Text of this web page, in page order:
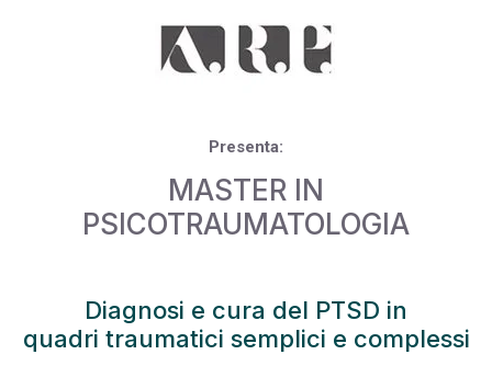
Presenta:
MASTER IN
PSICOTRAUMATOLOGIA
Diagnosi e cura del PTSD in
quadri traumatici semplici e complessi